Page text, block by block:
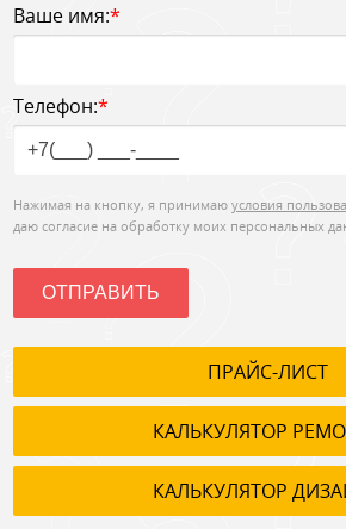
Ваше имя:*
Телефон:*
Нажимая на кнопку, я принимаю условия
даю согласие на обработку моих персональных
ОТПРАВИТЬ
ПРАЙС-ЛИСТ
КАЛЬКУЛЯТОР
КАЛЬКУЛЯТОР